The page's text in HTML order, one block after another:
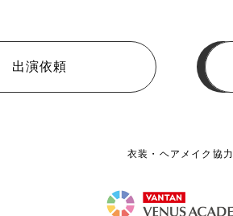
出演依頼
衣装・ヘアメイク協力